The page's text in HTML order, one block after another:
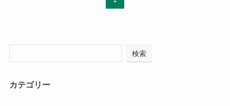
検索
カテゴリー